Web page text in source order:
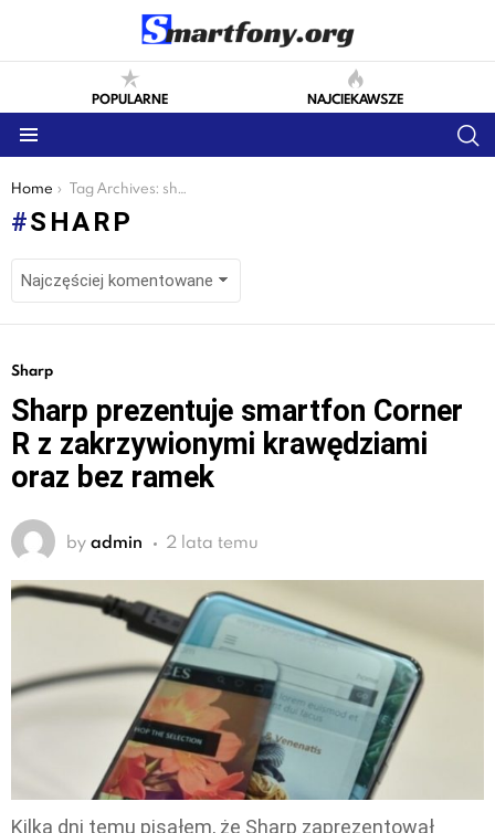
POPULARNE NAJCIEKAWSZE
You are here:
Home Tag Archives: sharp
SHARP
LATEST
Sharp
Sharp prezentuje smartfon Corner
R z zakrzywionymi krawędziami
oraz bez ramek
by admin 2 lata temu
Kilka dni temu pisałem, że Sharp zaprezentował